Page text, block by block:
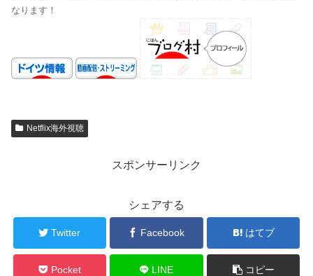
なります！
Netflix海外視聴
スポンサーリンク
シェアする
Twitter Facebook はてブ
Pocket LINE コピー